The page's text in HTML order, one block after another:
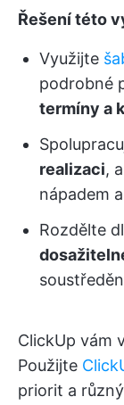
Řešení této
Využijte
podrobné
termíny a
realizaci,
nápadem
Rozdělte
ClickUp vám
Použijte
priorit a